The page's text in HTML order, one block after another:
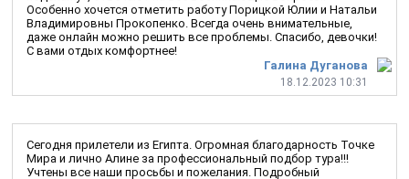
Галина Дуганова
18.12.2023 10:31
Особенно хочется отметить работу Порицкой Юлии и Натальи
Владимировны Прокопенко. Всегда очень внимательные,
даже онлайн можно решить все проблемы. Спасибо, девочки!
С вами отдых комфортнее!
Сегодня прилетели из Египта. Огромная благодарность Точке
Мира и лично Алине за профессиональный подбор тура!!!
Учтены все наши просьбы и пожелания. Подробный